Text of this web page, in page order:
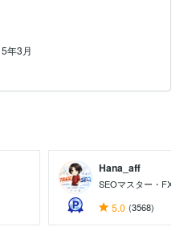
年3月
Hana_aff
SEOマスター・FX
5.0 (3568)